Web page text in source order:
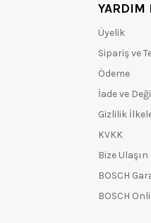
YARDIM
Üyelik
Sipariş ve
Ödeme
İade ve
Gizlilik
KVKK
Bize Ulaşın
BOSCH
BOSCH